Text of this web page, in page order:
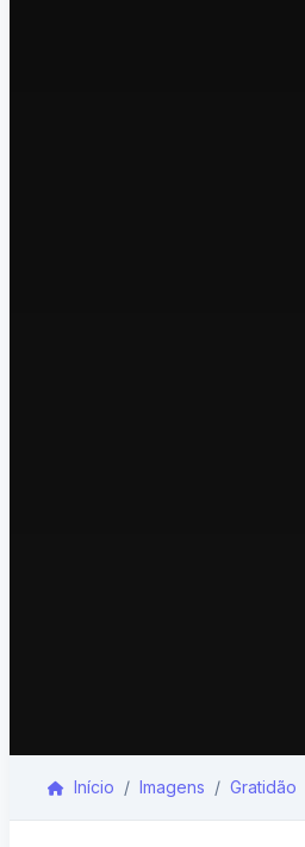
Início Imagens Gratidão